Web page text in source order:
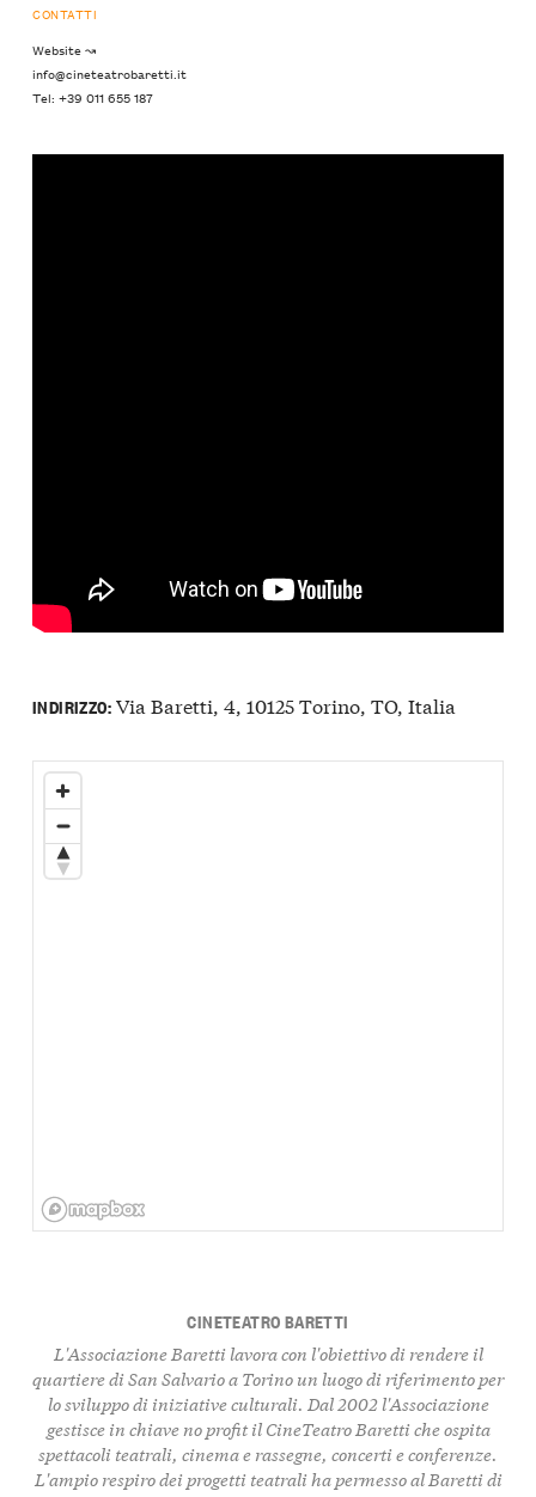
CONTATTI
Website ↝
info@cineteatrobaretti.it
Tel: +39 011 655 187
INDIRIZZO:Via Baretti, 4, 10125 Torino, TO, Italia
CINETEATRO BARETTI
L'Associazione Baretti lavora con l'obiettivo di rendere il
quartiere di San Salvario a Torino un luogo di riferimento per
lo sviluppo di iniziative culturali. Dal 2002 l'Associazione
gestisce in chiave no profit il CineTeatro Baretti che ospita
spettacoli teatrali, cinema e rassegne, concerti e conferenze.
L'ampio respiro dei progetti teatrali ha permesso al Baretti di